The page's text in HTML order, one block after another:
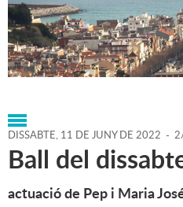
Portada > Agenda > 11-06-
2022 > Marcs > Culturals >
DISSABTE, 11 DE JUNY DE 2022 -
Ball del
actuació de Pep i Maria